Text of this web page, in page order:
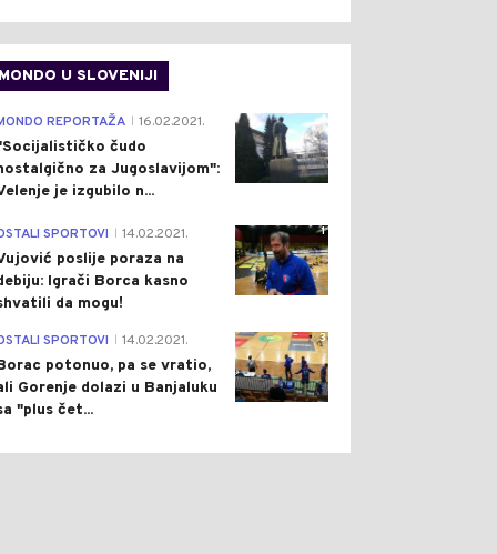
MONDO U SLOVENIJI
4
REPORTAŽA 16.02.2021.
čudo
za Jugoslavijom":
je izgubilo n...
1
SPORTOVI 14.02.2021.
poslije poraza na
Igrači Borca kasno
da mogu!
3
SPORTOVI 14.02.2021.
potonuo, pa se vratio,
Gorenje dolazi u Banjaluku
"plus čet...